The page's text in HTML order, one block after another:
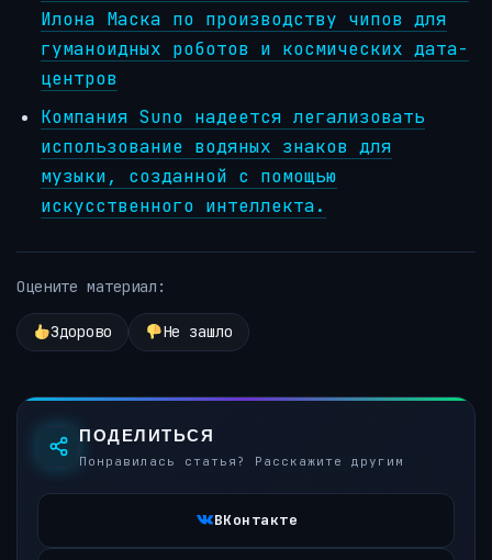
Илона Маска по производству чипов для
гуманоидных роботов и космических дата-
центров
Компания Suno надеется легализовать
использование водяных знаков для
музыки, созданной с помощью
искусственного интеллекта.
Оцените материал:
Здорово Не зашло
ПОДЕЛИТЬСЯ
Понравилась статья? Расскажите другим
ВКонтакте